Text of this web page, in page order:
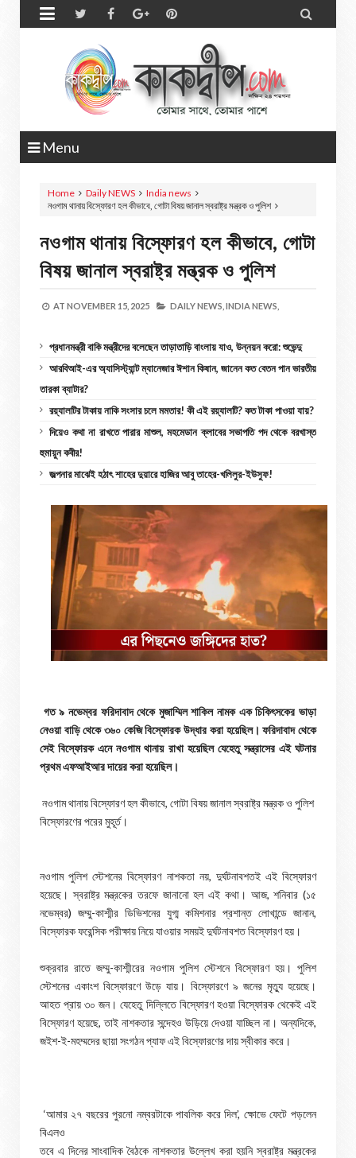
 
Menu
Home Daily NEWS
India news
নওগাম থানায় বিস্ফোরণ হল কীভাবে, গোটা বিষয় জানাল স্বরাষ্ট্র মন্ত্রক ও পুলিশ
নওগাম থানায় বিস্ফোরণ হল কীভাবে, গোটা
বিষয় জানাল স্বরাষ্ট্র মন্ত্রক ও পুলিশ
AT NOVEMBER 15, 2025 DAILY NEWS, INDIA NEWS,
প্রধানমন্ত্রী বাকি মন্ত্রীদের বলেছেন তাড়াতাড়ি বাংলায় যাও, উন্নয়ন করো: শুভেন্দু
আরবিআই-এর অ্যাসিস্ট্যান্ট ম্যানেজার ঈশান কিষান, জানেন কত বেতন পান ভারতীয়
তারকা ব্যাটার?
রয়্যালটির টাকায় নাকি সংসার চলে মমতার! কী এই রয়্যালটি? কত টাকা পাওয়া যায়?
দিয়েও কথা না রাখতে পারার মাশুল, মহমেডান ক্লাবের সভাপতি পদ থেকে বরখাস্ত
হুমায়ুন কবীর!
জল্পনার মাঝেই হঠাৎ শাহের দুয়ারে হাজির আবু তাহের-খলিলুর-ইউসুফ!
গত ৯ নভেম্বর ফরিদাবাদ থেকে মুজাম্মিল শাকিল নামক এক চিকিৎসকের ভাড়া
নেওয়া বাড়ি থেকে ৩৬০ কেজি বিস্ফোরক উদ্ধার করা হয়েছিল। ফরিদাবাদ থেকে
সেই বিস্ফোরক এনে নওগাম থানায় রাখা হয়েছিল যেহেতু সন্ত্রাসের এই ঘটনার
প্রথম এফআইআর দায়ের করা হয়েছিল।
নওগাম থানায় বিস্ফোরণ হল কীভাবে, গোটা বিষয় জানাল স্বরাষ্ট্র মন্ত্রক ও পুলিশ
বিস্ফোরণের পরের মুহূর্ত।
নওগাম পুলিশ স্টেশনের বিস্ফোরণ নাশকতা নয়, দুর্ঘটনাবশতই এই বিস্ফোরণ
হয়েছে। স্বরাষ্ট্র মন্ত্রকের তরফে জানানো হল এই কথা। আজ, শনিবার (১৫
নভেম্বর) জম্মু-কাশ্মীর ডিভিশনের যুগ্ম কমিশনার প্রশান্ত লোখান্ডে জানান,
বিস্ফোরক ফরেন্সিক পরীক্ষায় নিয়ে যাওয়ার সময়ই দুর্ঘটনাবশত বিস্ফোরণ হয়।
শুক্রবার রাতে জম্মু-কাশ্মীরের নওগাম পুলিশ স্টেশনে বিস্ফোরণ হয়। পুলিশ
স্টেশনের একাংশ বিস্ফোরণে উড়ে যায়। বিস্ফোরণে ৯ জনের মৃত্যু হয়েছে।
আহত প্রায় ৩০ জন। যেহেতু দিল্লিতে বিস্ফোরণ হওয়া বিস্ফোরক থেকেই এই
বিস্ফোরণ হয়েছে, তাই নাশকতার সন্দেহও উড়িয়ে দেওয়া যাচ্ছিল না। অন্যদিকে,
জইশ-ই-মহম্মদের ছায়া সংগঠন প্যাফ এই বিস্ফোরণের দায় স্বীকার করে।
‘আমার ২৭ বছরের পুরনো নম্বরটাকে পাবলিক করে দিল’, ক্ষোভে ফেটে পড়লেন
বিএলও
তবে এ দিনের সাংবাদিক বৈঠকে নাশকতার উল্লেখ করা হয়নি স্বরাষ্ট্র মন্ত্রকের